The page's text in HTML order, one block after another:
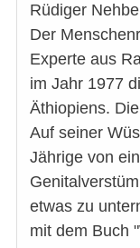
Rüdiger
Der
Experte aus
im Jahr 1977
Äthiopiens.
Auf seiner
Jährige von
etwas zu
mit dem Buch